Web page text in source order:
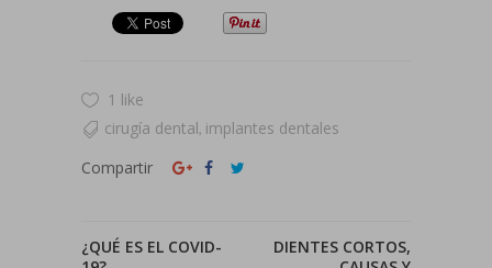
1 like
cirugía dental, implantes dentales
Compartir
¿QUÉ ES EL COVID-
DIENTES CORTOS,